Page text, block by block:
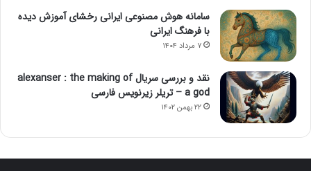
سامانه هوش مصنوعی ایرانی رخشای آموزش دیده
با فرهنگ ایرانی
۷ مرداد ۱۴۰۴
نقد و بررسی سریال alexanser : the making of
a god – تریلر زیرنویس فارسی
۲۲ بهمن ۱۴۰۲